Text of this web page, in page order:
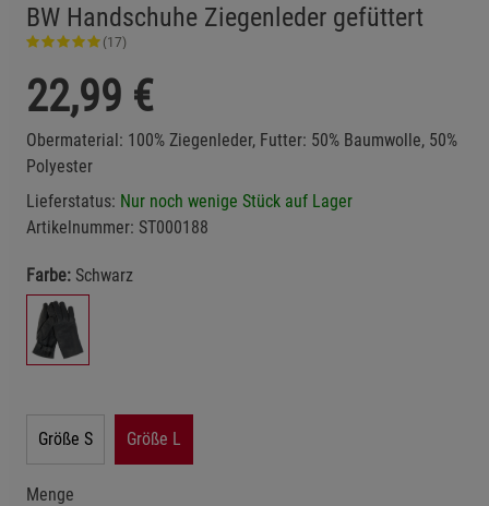
BW Handschuhe Ziegenleder gefüttert
(17)
22,99 €
Obermaterial: 100% Ziegenleder, Futter: 50% Baumwolle, 50%
Polyester
Lieferstatus: Nur noch wenige Stück auf Lager
Artikelnummer: ST000188
Farbe: Schwarz
Größe S Größe L
Menge